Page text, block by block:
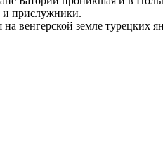
и прислужники.
венгерской земле